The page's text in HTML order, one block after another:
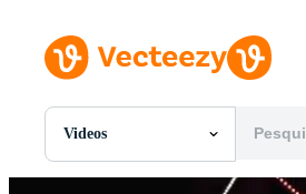
Videos
Todas Imagens